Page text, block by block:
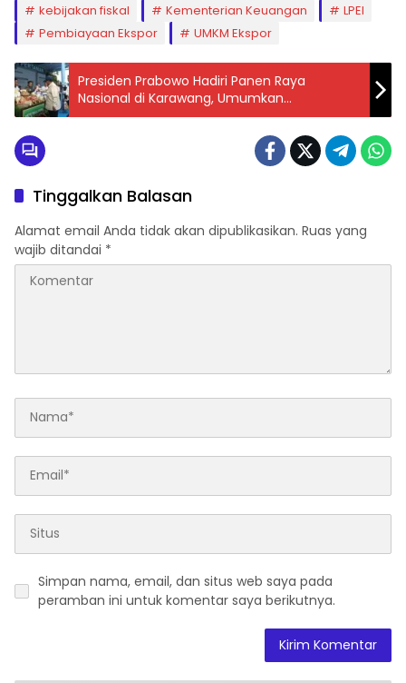
kebijakan fiskal
Kementerian Keuangan
LPEI
Pembiayaan Ekspor
UMKM Ekspor
Presiden Prabowo Hadiri Panen Raya
Nasional di Karawang, Umumkan
Swasembada Pangan 2025: Apa Dampaknya
Tinggalkan Balasan
Alamat email Anda tidak akan dipublikasikan. Ruas yang
wajib ditandai *
Simpan nama, email, dan situs web saya pada
peramban ini untuk komentar saya berikutnya.